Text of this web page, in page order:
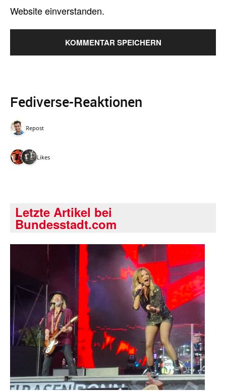
Website einverstanden.
Fediverse-Reaktionen
1 Repost
2 Likes
Letzte Artikel bei
Bundesstadt.com